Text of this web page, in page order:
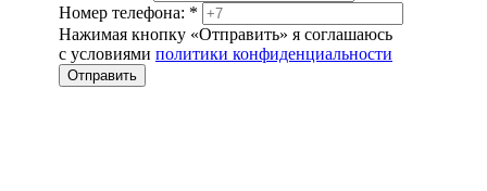
Номер телефона: *
Нажимая кнопку «Отправить» я соглашаюсь
с условиями политики конфиденциальности
Отправить